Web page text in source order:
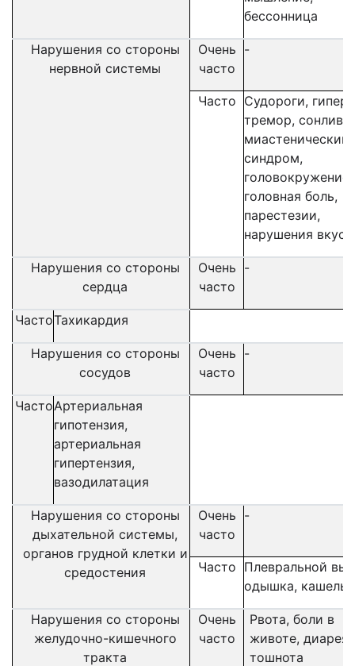
бессонница
Нарушения со стороны
нервной системы
Очень
часто
-
Часто Судороги,
тремор,
миастенический
синдром,
головокружение,
головная боль,
парестезии,
нарушения вкуса
Нарушения со стороны
сердца
Очень
часто
-
ЧастоТахикардия
Нарушения со стороны
сосудов
Очень
часто
-
ЧастоАртериальная
гипотензия,
артериальная
гипертензия,
вазодилатация
Нарушения со стороны
дыхательной системы,
органов грудной клетки и
средостения
Очень
часто
-
Часто Плевральной
одышка, кашель
Нарушения со стороны
желудочно-кишечного
тракта
Очень
часто
Рвота, боли в
животе, диарея,
тошнота